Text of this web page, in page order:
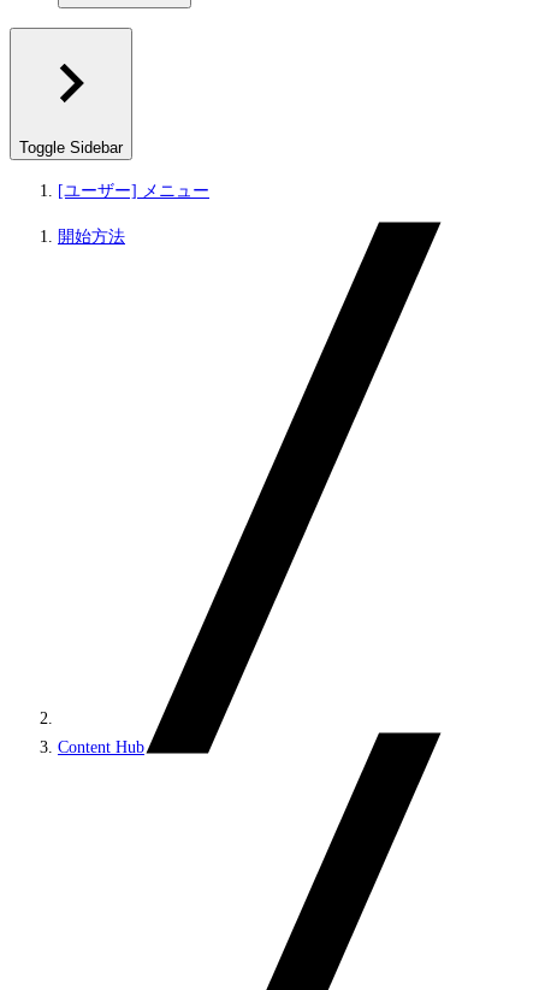
Toggle Sidebar
[ユーザー] メニュー
開始方法
Content Hub